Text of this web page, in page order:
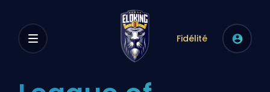
Fidélité